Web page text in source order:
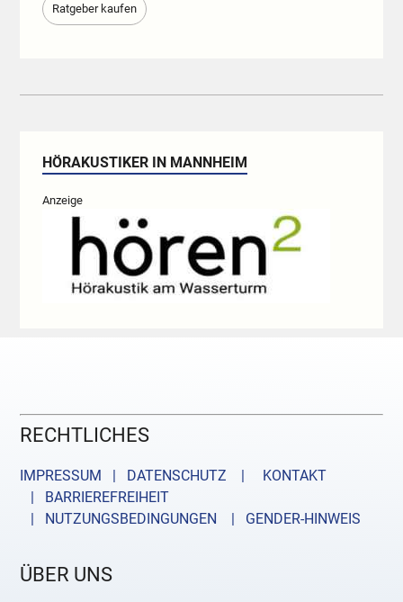
Ratgeber kaufen
HÖRAKUSTIKER IN MANNHEIM
Anzeige
RECHTLICHES
IMPRESSUM | DATENSCHUTZ |
KONTAKT
| BARRIEREFREIHEIT
| NUTZUNGSBEDINGUNGEN
| GENDER-HINWEIS
ÜBER UNS